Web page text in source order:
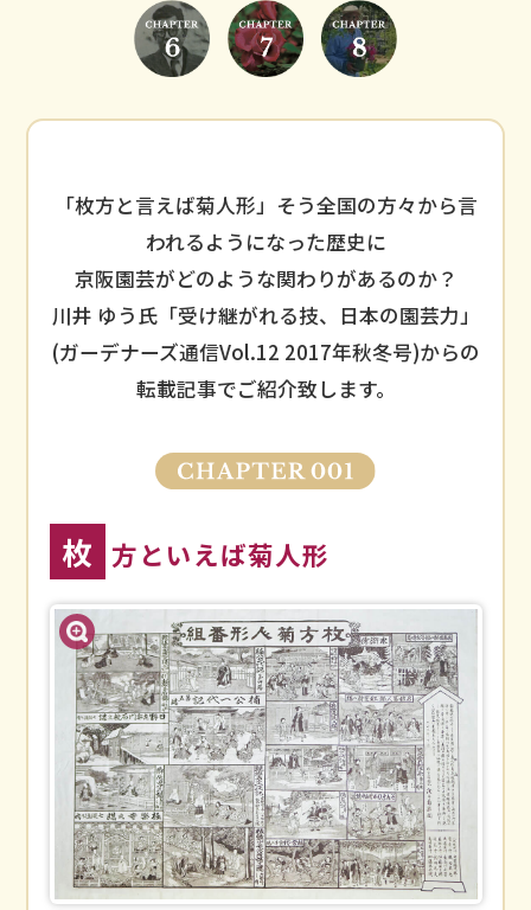
「枚方と言えば菊人形」そう全国の方々から言
われるようになった歴史に
京阪園芸がどのような関わりがあるのか？
川井 ゆう氏「受け継がれる技、日本の園芸力」
(ガーデナーズ通信Vol.12 2017年秋冬号)からの
転載記事でご紹介致します。
枚 方といえば菊人形